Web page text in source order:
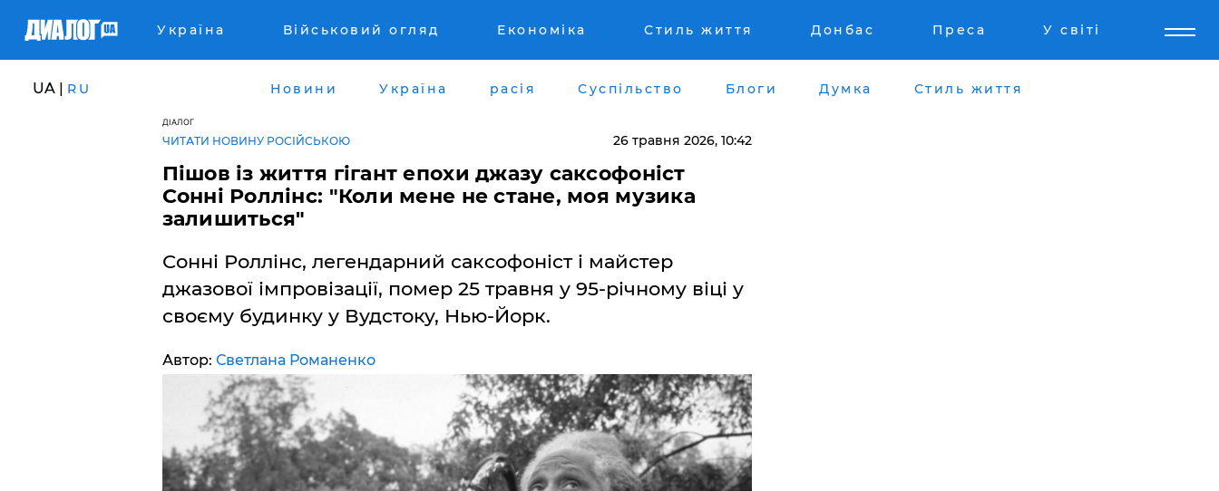
Україна Військовий огляд Економіка Стиль життя Донбас Преса У світі
UA | RU Новини Україна расія Суспільство Блоги Думка Стиль життя
ДІАЛОГ
ЧИТАТИ НОВИНУ РОСІЙСЬКОЮ 26 травня 2026, 10:42
Пішов із життя гігант епохи джазу саксофоніст
Сонні Роллінс: "Коли мене не стане, моя музика
залишиться"
Сонні Роллінс, легендарний саксофоніст і майстер
джазової імпровізації, помер 25 травня у 95-річному віці у
своєму будинку у Вудстоку, Нью-Йорк.
Автор: Светлана Романенко